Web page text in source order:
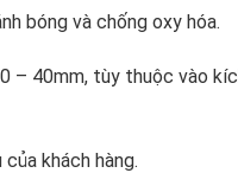
bóng và chống oxy hóa.
– 40mm, tùy thuộc vào
khách hàng.